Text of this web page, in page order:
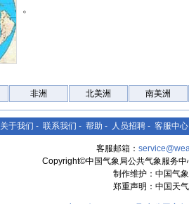
。
非洲 北美洲 南美洲
关于我们 - 联系我们 - 帮助 - 人员招聘 - 客服中心
客服邮箱：
Copyright©中国气象局公共气象服务
制作维护：中国气
郑重声明：中国天